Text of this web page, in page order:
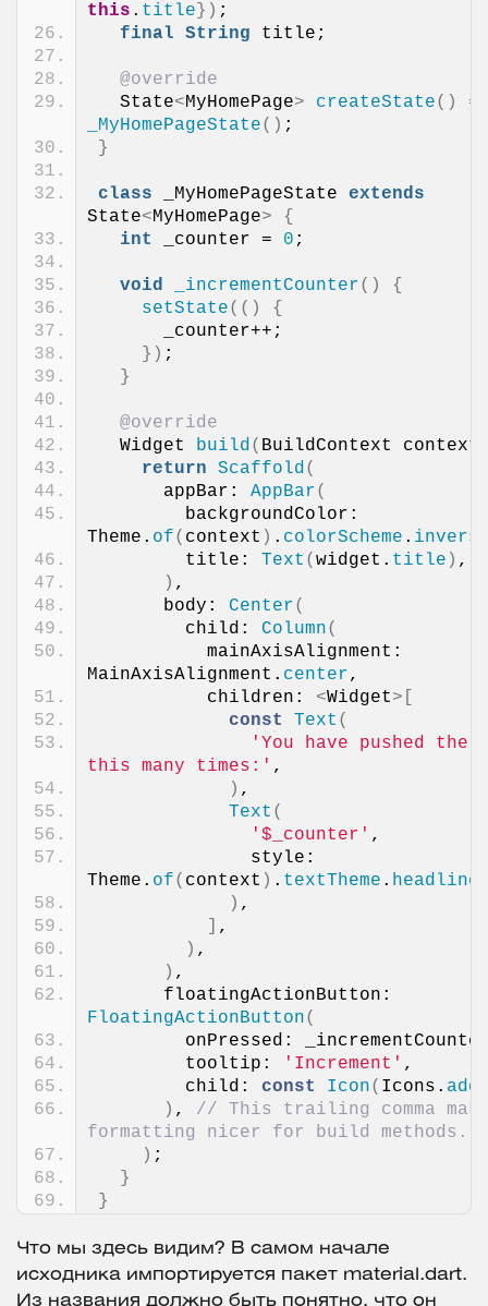
this . title }) ;
final
String title;
@override
  State
<MyHomePage> createState()
_MyHomePageState() ;
}
class _MyHomePageState extends
State<MyHomePage>
{
int
_counter = 0 ;
void _incrementCounter()
{
setState(()
{
      _counter++;
}) ;
}
@override
  Widget
build( BuildContext context
return
Scaffold(
      appBar:
AppBar(
        backgroundColor:
Theme. of( context ) . colorScheme .
        title:
Text ( widget. title ) ,
) ,
      body:
Center(
        child:
Column(
          mainAxisAlignment:
MainAxisAlignment. center,
          children:
<Widget>[
const
Text (
'You have pushed the
this many times:' ,
) ,
Text (
'$_counter' ,
              style:
Theme. of( context ) . textTheme .
) ,
,
) ,
) ,
FloatingActionButton(
onPressed:
        tooltip:
'Increment' ,
        child:
const Icon( Icons. add
) , // This trailing comma
formatting nicer for build methods.
) ;
}
}
Что мы здесь видим? В самом начале
исходника импортируется пакет material.dart.
Из названия должно быть понятно, что он